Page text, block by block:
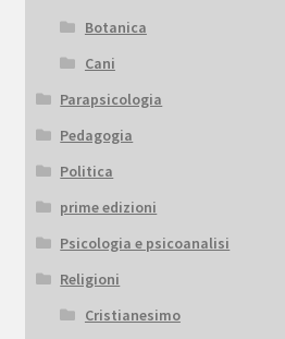
Botanica
Cani
Parapsicologia
Pedagogia
Politica
prime edizioni
Psicologia e psicoanalisi
Religioni
Cristianesimo